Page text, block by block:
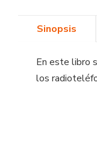
Sinopsis
En este libro
los